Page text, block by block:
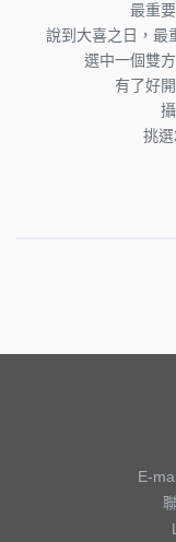
最重
說到大喜之日，最
選中一個雙
有了好
挑
E-